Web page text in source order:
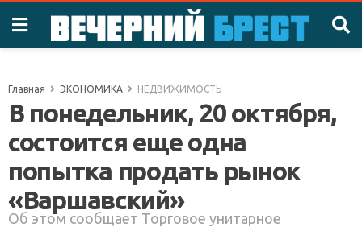
Главная ЭКОНОМИКА НЕДВИЖИМОСТЬ
В понедельник, 20 октября,
состоится еще одна
попытка продать рынок
«Варшавский»
Об этом сообщает Торговое унитарное